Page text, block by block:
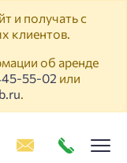
и получать с
клиентов.
об аренде
55-02 или
.